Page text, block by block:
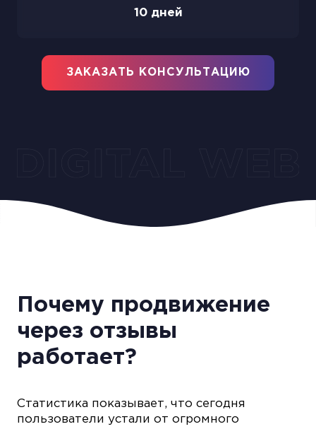
10 дней
ЗАКАЗАТЬ КОНСУЛЬТАЦИЮ
Почему продвижение
через отзывы
работает?
Статистика показывает, что сегодня
пользователи устали от огромного